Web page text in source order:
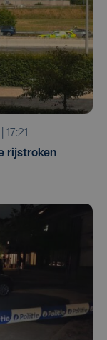
17:21
rijstroken